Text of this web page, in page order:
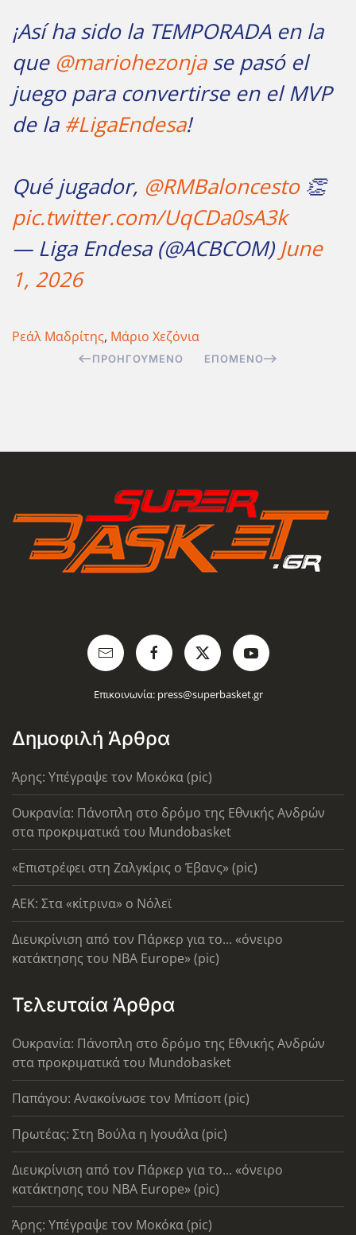
¡Así ha sido la TEMPORADA en la
que @mariohezonjase pasó el
juego para convertirse en el MVP
de la #LigaEndesa!
Qué jugador, @RMBaloncesto👏
pic.twitter.com/UqCDa0sA3k
— Liga Endesa (@ACBCOM) June
1, 2026
Ρεάλ Μαδρίτης, Μάριο Χεζόνια
ΠΡΟΗΓΟΎΜΕΝΟ ΕΠΌΜΕΝΟ
Επικοινωνία: press@superbasket.gr
Δημοφιλή Άρθρα
Άρης: Υπέγραψε τον Μοκόκα (pic)
Ουκρανία: Πάνοπλη στο δρόμο της Εθνικής Ανδρών
στα προκριματικά του Mundobasket
«Επιστρέφει στη Ζαλγκίρις ο Έβανς» (pic)
AEK: Στα «κίτρινα» ο Νόλεϊ
Διευκρίνιση από τον Πάρκερ για το... «όνειρο
κατάκτησης του ΝΒΑ Europe» (pic)
Τελευταία Άρθρα
Ουκρανία: Πάνοπλη στο δρόμο της Εθνικής Ανδρών
στα προκριματικά του Mundobasket
Παπάγου: Ανακοίνωσε τον Μπίσοπ (pic)
Πρωτέας: Στη Βούλα η Ιγουάλα (pic)
Διευκρίνιση από τον Πάρκερ για το... «όνειρο
κατάκτησης του ΝΒΑ Europe» (pic)
Άρης: Υπέγραψε τον Μοκόκα (pic)